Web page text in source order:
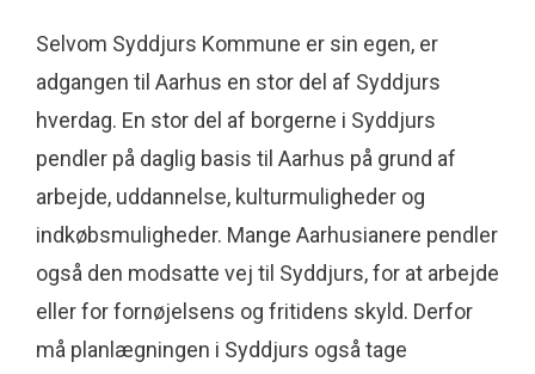
Selvom Syddjurs Kommune er sin egen, er
adgangen til Aarhus en stor del af Syddjurs
hverdag. En stor del af borgerne i Syddjurs
pendler på daglig basis til Aarhus på grund af
arbejde, uddannelse, kulturmuligheder og
indkøbsmuligheder. Mange Aarhusianere pendler
også den modsatte vej til Syddjurs, for at arbejde
eller for fornøjelsens og fritidens skyld. Derfor
må planlægningen i Syddjurs også tage